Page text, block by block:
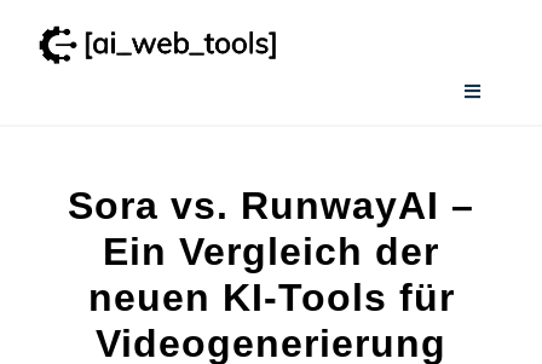
Inhalt
Toggle
Wissenswertes
Smart AI Tool Selector
Sora vs. RunwayAI –
Ein Vergleich der
neuen KI-Tools für
Videogenerierung